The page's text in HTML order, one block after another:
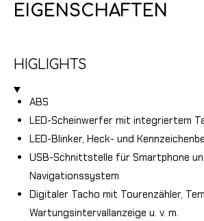
EIGENSCHAFTEN
HIGLIGHTS
ABS
LED-Scheinwerfer mit integriertem
LED-Blinker, Heck- und
USB-Schnittstelle für Smartphone
Navigationssystem
Digitaler Tacho mit Tourenzähler,
Wartungsintervallanzeige u. v. m.